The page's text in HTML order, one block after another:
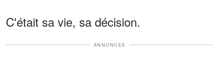
C'était sa vie, sa décision.
ANNONCES